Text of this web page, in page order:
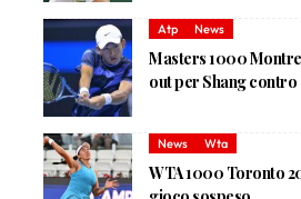
Atp News
Masters 1000
out per Shang
News Wta
WTA 1000 Toronto